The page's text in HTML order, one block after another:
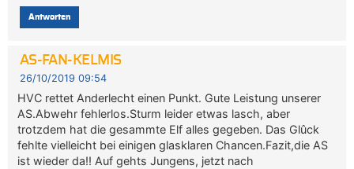
Antworten
AS-FAN-KELMIS
26/10/2019 09:54
HVC rettet Anderlecht einen Punkt. Gute Leistung unserer
AS.Abwehr fehlerlos.Sturm leider etwas lasch, aber
trotzdem hat die gesammte Elf alles gegeben. Das Glûck
fehlte vielleicht bei einigen glasklaren Chancen.Fazit,die AS
ist wieder da!! Auf gehts Jungens, jetzt nach